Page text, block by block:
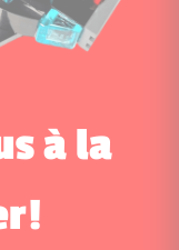
à la